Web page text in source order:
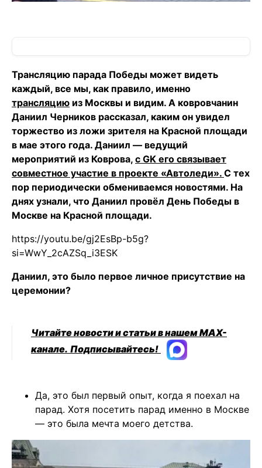
Трансляцию парада Победы может видеть
каждый, все мы, как правило, именно
трансляцию из Москвы и видим. А ковровчанин
Даниил Черников рассказал, каким он увидел
торжество из ложи зрителя на Красной площади
в мае этого года. Даниил — ведущий
мероприятий из Коврова, с GK его связывает
совместное участие в проекте «Автоледи». С тех
пор периодически обмениваемся новостями. На
днях узнали, что Даниил провёл День Победы в
Москве на Красной площади.
https://youtu.be/gj2EsBp-b5g?
si=WwY_2cAZSq_i3ESK
Даниил, это было первое личное присутствие на
церемонии?
Читайте новости и статьи в нашем MAX-
канале. Подписывайтесь!
Да, это был первый опыт, когда я поехал на
парад. Хотя посетить парад именно в Москве
— это была мечта моего детства.